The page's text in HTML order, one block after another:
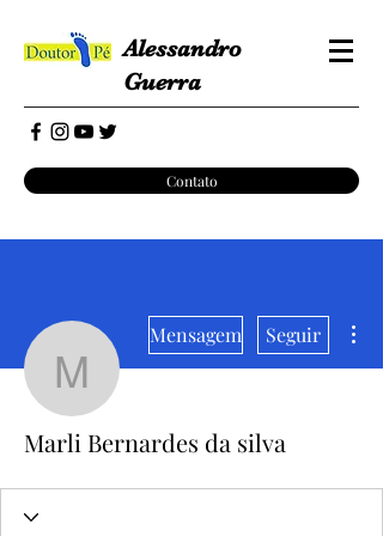
Alessandro
Guerra
Contato
Marli Bernardes
Mensagem Seguir
Marli Bernardes da silva